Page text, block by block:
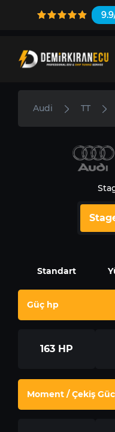
Audi TT
Standart
Güç hp
163 HP
Moment / Çekiş